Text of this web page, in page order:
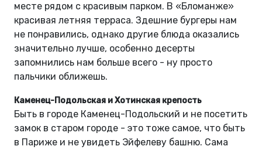
месте рядом с красивым парком. В «Бломанже»
красивая летняя терраса. Здешние бургеры нам
не понравились, однако другие блюда оказались
значительно лучше, особенно десерты
запомнились нам больше всего - ну просто
пальчики оближешь.
Каменец-Подольская и Хотинская крепость
Быть в городе Каменец-Подольский и не посетить
замок в старом городе - это тоже самое, что быть
в Париже и не увидеть Эйфелеву башню. Сама